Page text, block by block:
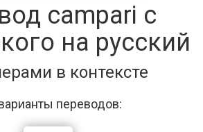
campari с
на русский
в контексте
переводов: